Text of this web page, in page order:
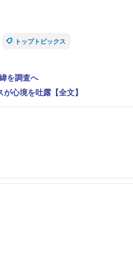
トップトピックス
を調査へ
心境を吐露【全文】